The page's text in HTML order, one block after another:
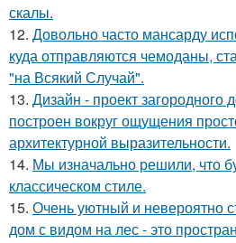
скалы.
12. Довольно часто мансарду
куда отправляются чемоданы,
"на Всякий Случай".
13. Дизайн - проект загородного
построен вокруг ощущения
архитектурной выразительности.
14. Мы изначально решили, что
классическом стиле.
15. Очень уютный и невероятно
дом с видом на лес - это